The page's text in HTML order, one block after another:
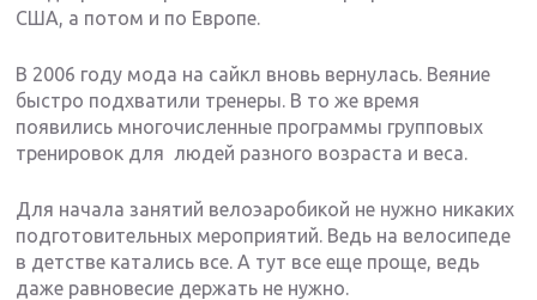
США, а потом и по Европе.
В 2006 году мода на сайкл вновь вернулась. Веяние
быстро подхватили тренеры. В то же время
появились многочисленные программы групповых
тренировок для людей разного возраста и веса.
Для начала занятий велоэаробикой не нужно никаких
подготовительных мероприятий. Ведь на велосипеде
в детстве катались все. А тут все еще проще, ведь
даже равновесие держать не нужно.